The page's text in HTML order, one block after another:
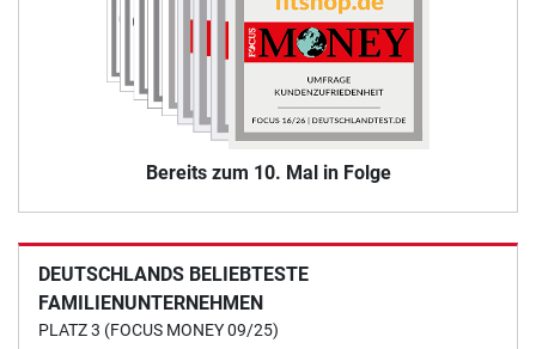
Bereits zum 10. Mal in Folge
DEUTSCHLANDS BELIEBTESTE
FAMILIENUNTERNEHMEN
PLATZ 3 (FOCUS MONEY 09/25)